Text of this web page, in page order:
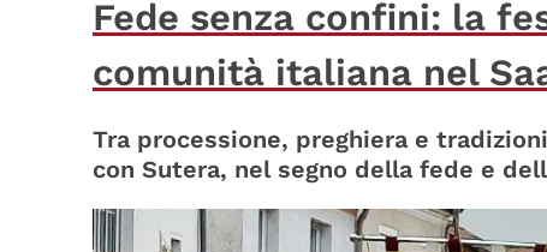
Fede senza confini: la
comunità italiana nel
Tra processione, preghiera e
con Sutera, nel segno della fede e